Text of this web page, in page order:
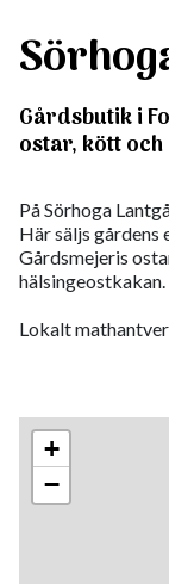
Gårdsbutik i
ostar, kött
På Sörhoga
Här säljs
Gårdsmejeris
hälsingeostkakan.
Lokalt
+
−